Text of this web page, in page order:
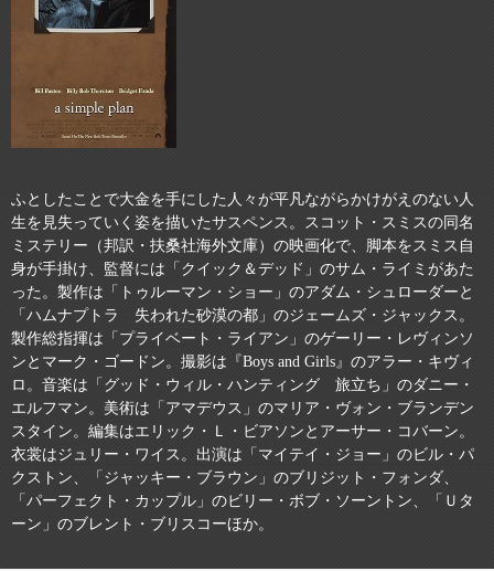
ふとしたことで大金を手にした人々が平凡ながらかけがえのない人
生を見失っていく姿を描いたサスペンス。スコット・スミスの同名
ミステリー（邦訳・扶桑社海外文庫）の映画化で、脚本をスミス自
身が手掛け、監督には「クイック＆デッド」のサム・ライミがあた
った。製作は「トゥルーマン・ショー」のアダム・シュローダーと
「ハムナプトラ 失われた砂漠の都」のジェームズ・ジャックス。
製作総指揮は「プライベート・ライアン」のゲーリー・レヴィンソ
ンとマーク・ゴードン。撮影は『Boys and Girls』のアラー・キヴィ
ロ。音楽は「グッド・ウィル・ハンティング 旅立ち」のダニー・
エルフマン。美術は「アマデウス」のマリア・ヴォン・ブランデン
スタイン。編集はエリック・Ｌ・ビアソンとアーサー・コバーン。
衣裳はジュリー・ワイス。出演は「マイテイ・ジョー」のビル・パ
クストン、「ジャッキー・ブラウン」のブリジット・フォンダ、
「パーフェクト・カップル」のビリー・ボブ・ソーントン、「Ｕタ
ーン」のブレント・ブリスコーほか。